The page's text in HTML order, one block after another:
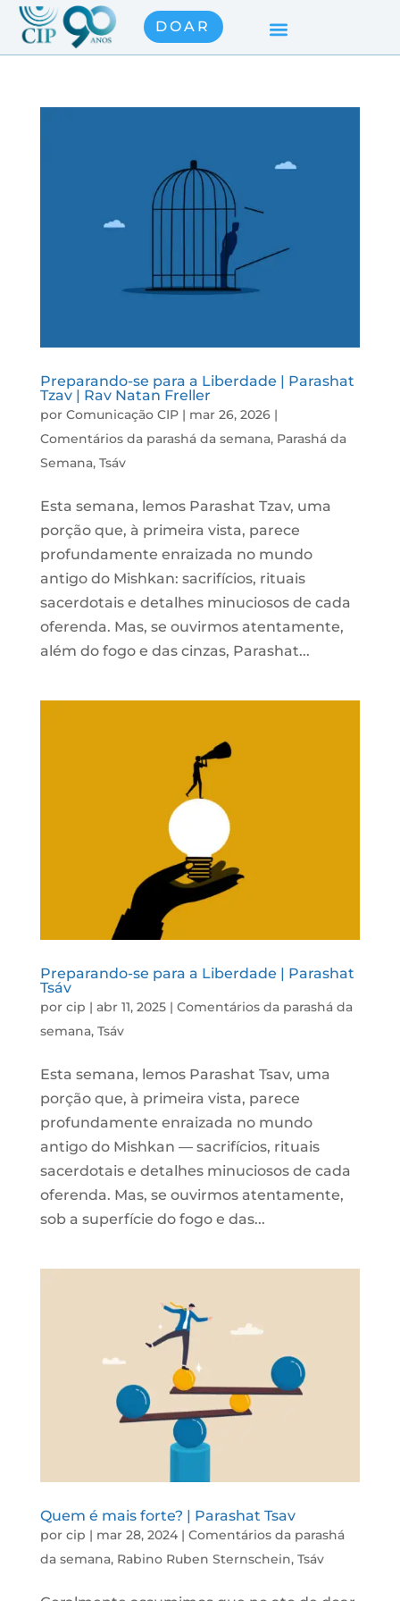
DOAR
Preparando-se para a Liberdade | Parashat
Tzav | Rav Natan Freller
por Comunicação CIP| mar 26, 2026|
Comentários da parashá da semana, Parashá da
Semana, Tsáv
Esta semana, lemos Parashat Tzav, uma
porção que, à primeira vista, parece
profundamente enraizada no mundo
antigo do Mishkan: sacrifícios, rituais
sacerdotais e detalhes minuciosos de cada
oferenda. Mas, se ouvirmos atentamente,
além do fogo e das cinzas, Parashat...
Preparando-se para a Liberdade | Parashat
Tsáv
por cip | abr 11, 2025| Comentários da parashá da
semana, Tsáv
Esta semana, lemos Parashat Tsav, uma
porção que, à primeira vista, parece
profundamente enraizada no mundo
antigo do Mishkan — sacrifícios, rituais
sacerdotais e detalhes minuciosos de cada
oferenda. Mas, se ouvirmos atentamente,
sob a superfície do fogo e das...
Quem é mais forte? | Parashat Tsav
por cip | mar 28, 2024| Comentários da parashá
da semana, Rabino Ruben Sternschein, Tsáv